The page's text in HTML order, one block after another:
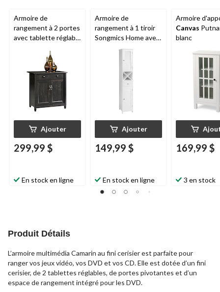
Armoire de
rangement à 2 portes
avec tablette réglable
fini noir Estate
Ajouter
299,99 $
En stock en ligne
Armoire de
rangement à 1 tiroir
Songmics Home avec
portes à volets, blanc
Ajouter
149,99 $
En stock en ligne
Armoire
Canvas
blanc
169,99 $
3 en stock
Produit Détails
L’armoire multimédia Camarin au fini cerisier est parfaite pour
ranger vos jeux vidéo, vos DVD et vos CD. Elle est dotée d’un fini
cerisier, de 2 tablettes réglables, de portes pivotantes et d’un
espace de rangement intégré pour les DVD.